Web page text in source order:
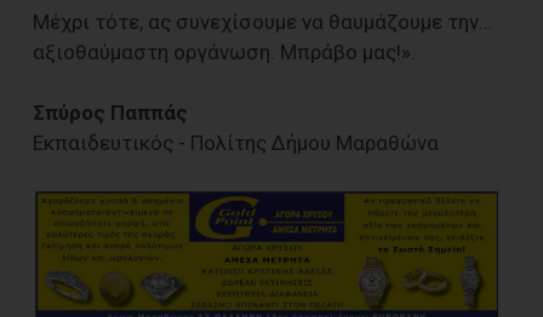
Μέχρι τότε, ας συνεχίσουμε να θαυμάζουμε την…
αξιοθαύμαστη οργάνωση. Μπράβο μας!».
Σπύρος Παππάς
Εκπαιδευτικός - Πολίτης Δήμου Μαραθώνα